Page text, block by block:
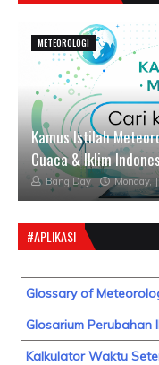
METEOROLOGI
Kamus Istilah
Cuaca & Iklim
Bang Day Monday,
#APLIKASI
Glossary of
Glosarium Perubahan
Kalkulator Waktu